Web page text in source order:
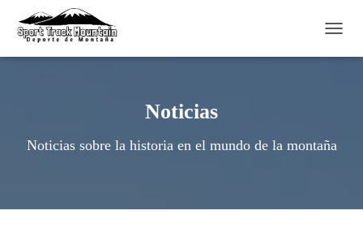
Noticias
Noticias sobre la historia en el mundo de la montaña